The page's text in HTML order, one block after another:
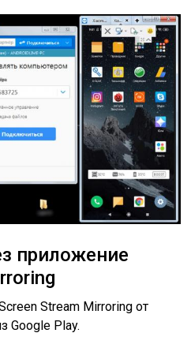
приложение
Stream Mirroring от
Google Play.